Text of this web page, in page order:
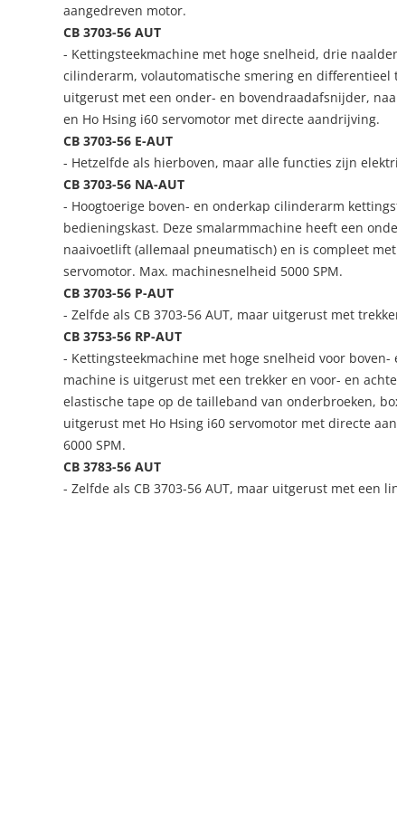
aangedreven motor.
CB 3703-56 AUT
- Kettingsteekmachine met hoge snelheid, drie
cilinderarm, volautomatische smering en differentieel
uitgerust met een onder- en bovendraadafsnijder,
en Ho Hsing i60 servomotor met directe aandrijving.
CB 3703-56 E-AUT
- Hetzelfde als hierboven, maar alle functies zijn
CB 3703-56 NA-AUT
- Hoogtoerige boven- en onderkap cilinderarm
bedieningskast. Deze smalarmmachine heeft een
naaivoetlift (allemaal pneumatisch) en is compleet
servomotor. Max. machinesnelheid 5000 SPM.
CB 3703-56 P-AUT
- Zelfde als CB 3703-56 AUT, maar uitgerust met
CB 3753-56 RP-AUT
- Kettingsteekmachine met hoge snelheid voor boven-
machine is uitgerust met een trekker en voor- en
elastische tape op de tailleband van onderbroeken,
uitgerust met Ho Hsing i60 servomotor met directe
6000 SPM.
CB 3783-56 AUT
- Zelfde als CB 3703-56 AUT, maar uitgerust met een